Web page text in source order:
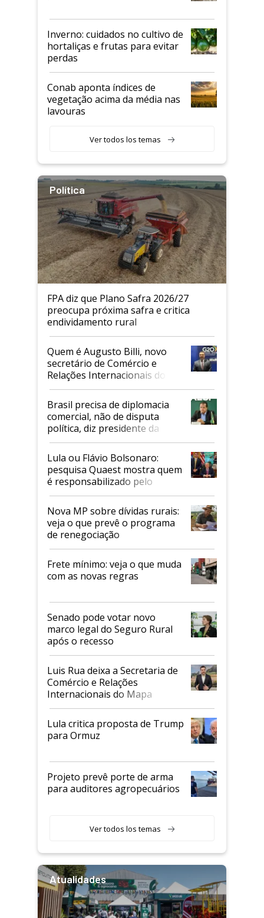
Inverno: cuidados no cultivo de
hortaliças e frutas para evitar
perdas
Conab aponta índices de
vegetação acima da média nas
lavouras
Ver todos los temas
Política
FPA diz que Plano Safra 2026/27
preocupa próxima safra e critica
endividamento rural
Quem é Augusto Billi, novo
secretário de Comércio e
Relações Internacionais do
Mapa
Brasil precisa de diplomacia
comercial, não de disputa
política, diz presidente da
Faesp
Lula ou Flávio Bolsonaro:
pesquisa Quaest mostra quem
é responsabilizado pelo
tarifaço dos EUA
Nova MP sobre dívidas rurais:
veja o que prevê o programa
de renegociação
Frete mínimo: veja o que muda
com as novas regras
Senado pode votar novo
marco legal do Seguro Rural
após o recesso
Luis Rua deixa a Secretaria de
Comércio e Relações
Internacionais do Mapa
Lula critica proposta de Trump
para Ormuz
Projeto prevê porte de arma
para auditores agropecuários
Ver todos los temas
Atualidades